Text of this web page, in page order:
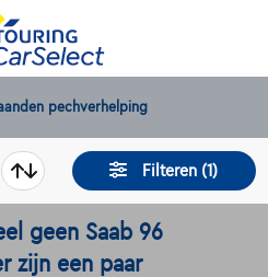
wagens
Filteren (1)
geen Saab 96
zijn een paar